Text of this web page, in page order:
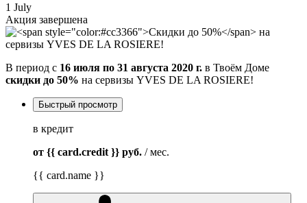
1 July
Акция завершена
В период с 16 июля по 31 августа 2020 г. в Твоём Доме
скидки до 50% на сервизы YVES DE LA ROSIERE!
Быстрый просмотр
в кредит
от {{ card.credit }} руб. / мес.
{{ card.name }}